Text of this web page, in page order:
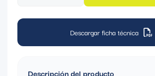
Descargar ficha técnica
Descripción del producto